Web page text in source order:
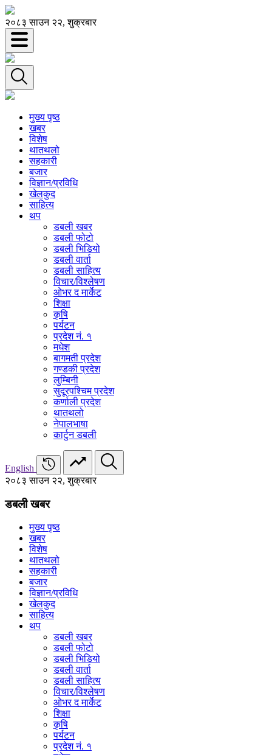
२०८३ साउन २२, शुक्रबार
मुख्य पृष्ठ
खबर
विशेष
थातथलो
सहकारी
बजार
विज्ञान/प्रविधि
खेलकुद
साहित्य
थप
डबली खबर
डबली फोटो
डबली भिडियो
डबली वार्ता
डबली साहित्य
विचार/विश्‍लेषण
ओभर द मार्केट
शिक्षा
कृषि
पर्यटन
प्रदेश नं. १
मधेश
बागमती प्रदेश
गण्डकी प्रदेश
लुम्बिनी
सुदूरपश्चिम प्रदेश
कर्णाली प्रदेश
थातथलो
नेपालभाषा
कार्टुन डबली
English
२०८३ साउन २२, शुक्रबार
डबली खबर
मुख्य पृष्ठ
खबर
विशेष
थातथलो
सहकारी
बजार
विज्ञान/प्रविधि
खेलकुद
साहित्य
थप
डबली खबर
डबली फोटो
डबली भिडियो
डबली वार्ता
डबली साहित्य
विचार/विश्‍लेषण
ओभर द मार्केट
शिक्षा
कृषि
पर्यटन
प्रदेश नं. १